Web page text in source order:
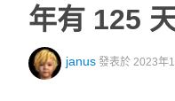
年有 125
janus 發表於 2023年